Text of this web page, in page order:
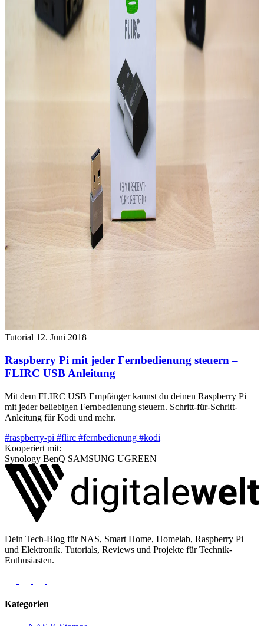
Tutorial 12. Juni 2018
Raspberry Pi mit jeder Fernbedienung steuern –
FLIRC USB Anleitung
Mit dem FLIRC USB Empfänger kannst du deinen Raspberry Pi
mit jeder beliebigen Fernbedienung steuern. Schritt-für-Schritt-
Anleitung für Kodi und mehr.
#raspberry-pi #flirc #fernbedienung #kodi
Kooperiert mit:
Synology BenQ SAMSUNG UGREEN
Dein Tech-Blog für NAS, Smart Home, Homelab, Raspberry Pi
und Elektronik. Tutorials, Reviews und Projekte für Technik-
Enthusiasten.
Kategorien